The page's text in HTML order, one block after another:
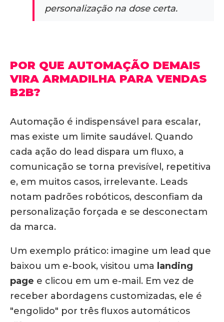
personalização na dose certa.
POR QUE AUTOMAÇÃO DEMAIS
VIRA ARMADILHA PARA VENDAS
B2B?
Automação é indispensável para escalar,
mas existe um limite saudável. Quando
cada ação do lead dispara um fluxo, a
comunicação se torna previsível, repetitiva
e, em muitos casos, irrelevante. Leads
notam padrões robóticos, desconfiam da
personalização forçada e se desconectam
da marca.
Um exemplo prático: imagine um lead que
baixou um e-book, visitou uma landing
page e clicou em um e-mail. Em vez de
receber abordagens customizadas, ele é
"engolido" por três fluxos automáticos